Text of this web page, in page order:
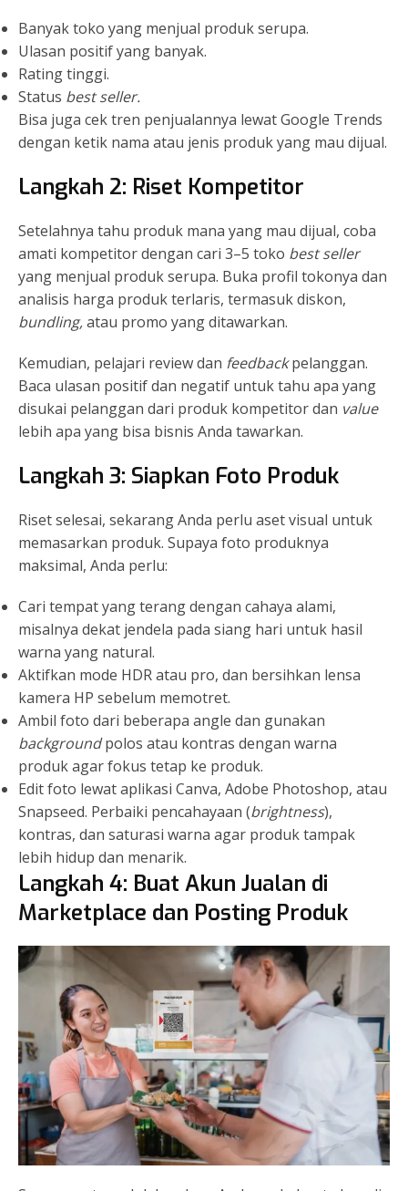
Banyak toko yang menjual produk serupa.
Ulasan positif yang banyak.
Rating tinggi.
Status best seller.
Bisa juga cek tren penjualannya lewat Google Trends
dengan ketik nama atau jenis produk yang mau dijual.
Langkah 2: Riset Kompetitor
Setelahnya tahu produk mana yang mau dijual, coba
amati kompetitor dengan cari 3–5 toko best seller
yang menjual produk serupa. Buka profil tokonya dan
analisis harga produk terlaris, termasuk diskon,
bundling,atau promo yang ditawarkan.
Kemudian, pelajari review dan feedbackpelanggan.
Baca ulasan positif dan negatif untuk tahu apa yang
disukai pelanggan dari produk kompetitor dan value
lebih apa yang bisa bisnis Anda tawarkan.
Langkah 3: Siapkan Foto Produk
Riset selesai, sekarang Anda perlu aset visual untuk
memasarkan produk. Supaya foto produknya
maksimal, Anda perlu:
Cari tempat yang terang dengan cahaya alami,
misalnya dekat jendela pada siang hari untuk hasil
warna yang natural.
Aktifkan mode HDR atau pro, dan bersihkan lensa
kamera HP sebelum memotret.
Ambil foto dari beberapa angle dan gunakan
backgroundpolos atau kontras dengan warna
produk agar fokus tetap ke produk.
Edit foto lewat aplikasi Canva, Adobe Photoshop, atau
Snapseed. Perbaiki pencahayaan (brightness),
kontras, dan saturasi warna agar produk tampak
lebih hidup dan menarik.
Langkah 4: Buat Akun Jualan di
Marketplace dan Posting Produk